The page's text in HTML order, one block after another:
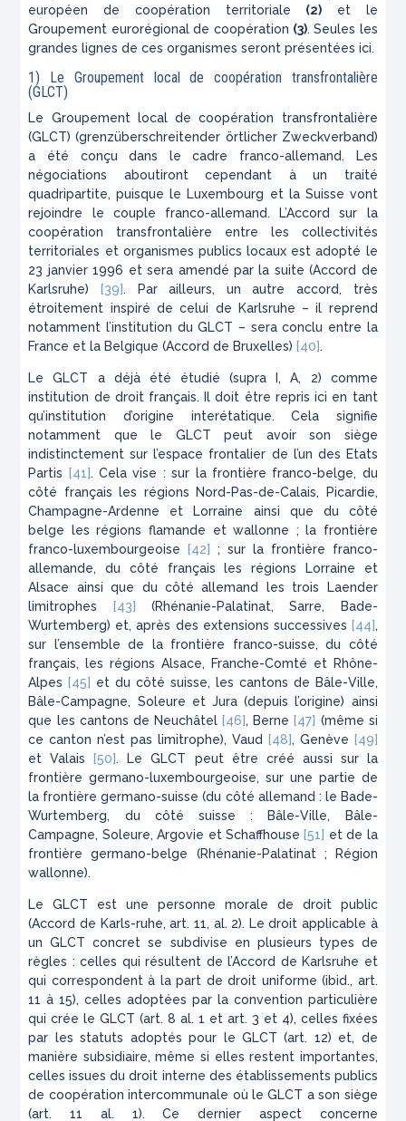
européen de coopération territoriale (2) et le
Groupement eurorégional de coopération (3). Seules les
grandes lignes de ces organismes seront présentées ici.
1) Le Groupement local de coopération transfrontalière
(GLCT)
Le Groupement local de coopération transfrontalière
(GLCT) (grenzüberschreitender örtlicher Zweckverband)
a été conçu dans le cadre franco-allemand. Les
négociations aboutiront cependant à un traité
quadripartite, puisque le Luxembourg et la Suisse vont
rejoindre le couple franco-allemand. L’Accord sur la
coopération transfrontalière entre les collectivités
territoriales et organismes publics locaux est adopté le
23 janvier 1996 et sera amendé par la suite (Accord de
Karlsruhe)
[39]. Par ailleurs, un autre accord, très
étroitement inspiré de celui de Karlsruhe – il reprend
notamment l’institution du GLCT – sera conclu entre la
France et la Belgique (Accord de Bruxelles) [40].
Le GLCT a déjà été étudié (supra I, A, 2) comme
institution de droit français. Il doit être repris ici en tant
qu’institution d’origine interétatique. Cela signifie
notamment que le GLCT peut avoir son siège
indistinctement sur l’espace frontalier de l’un des Etats
Partis
[41]. Cela vise : sur la frontière franco-belge, du
côté français les régions Nord-Pas-de-Calais, Picardie,
Champagne-Ardenne et Lorraine ainsi que du côté
belge les régions flamande et wallonne ; la frontière
franco-luxembourgeoise
[42]
; sur la frontière franco-
allemande, du côté français les régions Lorraine et
Alsace ainsi que du côté allemand les trois Laender
limitrophes
[43]
(Rhénanie-Palatinat, Sarre, Bade-
Wurtemberg) et, après des extensions successives [44],
sur l’ensemble de la frontière franco-suisse, du côté
français, les régions Alsace, Franche-Comté et Rhône-
Alpes [45] et du côté suisse, les cantons de Bâle-Ville,
Bâle-Campagne, Soleure et Jura (depuis l’origine) ainsi
que les cantons de Neuchâtel [46], Berne [47] (même si
ce canton n’est pas limitrophe), Vaud
[48], Genève [49]
et Valais [50]. Le GLCT peut être créé aussi sur la
frontière germano-luxembourgeoise, sur une partie de
la frontière germano-suisse (du côté allemand : le Bade-
Wurtemberg, du côté suisse : Bâle-Ville, Bâle-
Campagne, Soleure, Argovie et Schaffhouse [51] et de la
frontière germano-belge (Rhénanie-Palatinat ; Région
wallonne).
Le GLCT est une personne morale de droit public
(Accord de Karls-ruhe, art. 11, al. 2). Le droit applicable à
un GLCT concret se subdivise en plusieurs types de
règles : celles qui résultent de l’Accord de Karlsruhe et
qui correspondent à la part de droit uniforme (ibid., art.
11 à 15), celles adoptées par la convention particulière
qui crée le GLCT (art. 8 al. 1 et art. 3 et 4), celles fixées
par les statuts adoptés pour le GLCT (art. 12) et, de
manière subsidiaire, même si elles restent importantes,
celles issues du droit interne des établissements publics
de coopération intercommunale où le GLCT a son siège
(art. 11 al. 1). Ce dernier aspect concerne